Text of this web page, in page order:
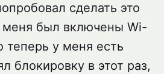
сделать это
был включены Wi-
теперь у меня есть
блокировку в этот раз,